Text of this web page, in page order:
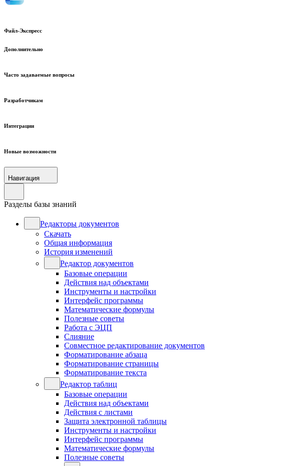
Файл-Экспресс
Дополнительно
Часто задаваемые вопросы
Разработчикам
Интеграции
Новые возможности
Навигация
Разделы базы знаний
Редакторы документов
Скачать
Общая информация
История изменений
Редактор документов
Базовые операции
Действия над объектами
Инструменты и настройки
Интерфейс программы
Математические формулы
Полезные советы
Работа с ЭЦП
Слияние
Совместное редактирование документов
Форматирование абзаца
Форматирование страницы
Форматирование текста
Редактор таблиц
Базовые операции
Действия над объектами
Действия с листами
Защита электронной таблицы
Инструменты и настройки
Интерфейс программы
Математические формулы
Полезные советы